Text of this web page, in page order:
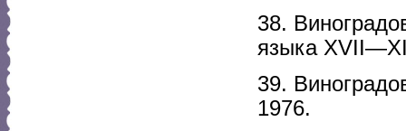
38.
языка
39.
1976.